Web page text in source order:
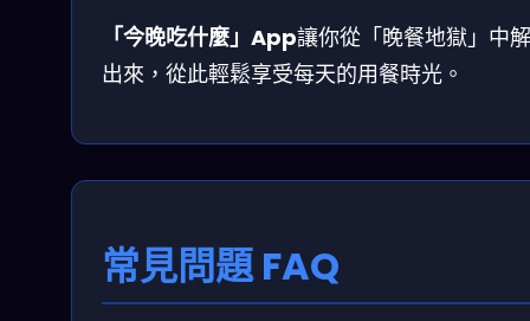
「今晚吃什麼」App讓你從「晚餐地獄」中
出來，從此輕鬆享受每天的用餐時光。
常見問題 FAQ